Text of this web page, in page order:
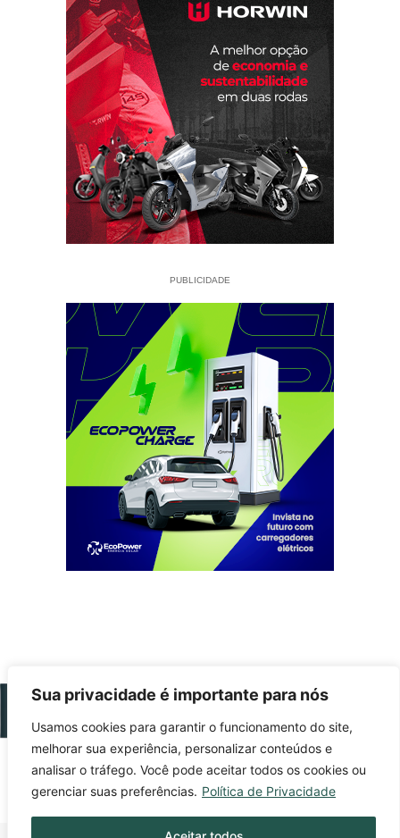
Sua privacidade é importante para nós
Usamos cookies para garantir o funcionamento do site,
melhorar sua experiência, personalizar conteúdos e
analisar o tráfego. Você pode aceitar todos os cookies ou
gerenciar suas preferências. Política de Privacidade
PUBLICIDADE
Fique sempre bem informado!